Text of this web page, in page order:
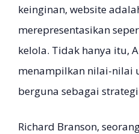
keinginan, website
merepresentasikan
kelola. Tidak hanya itu,
menampilkan nilai-nilai
berguna sebagai
Richard Branson,